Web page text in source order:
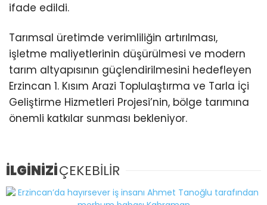
ifade edildi.
Tarımsal üretimde verimliliğin artırılması,
işletme maliyetlerinin düşürülmesi ve modern
tarım altyapısının güçlendirilmesini hedefleyen
Erzincan 1. Kısım Arazi Toplulaştırma ve Tarla İçi
Geliştirme Hizmetleri Projesi’nin, bölge tarımına
önemli katkılar sunması bekleniyor.
İLGİNİZİÇEKEBİLİR